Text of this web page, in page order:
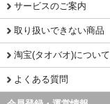
サービスのご案内
取り扱いできない商品
淘宝(タオバオ)について
よくある質問